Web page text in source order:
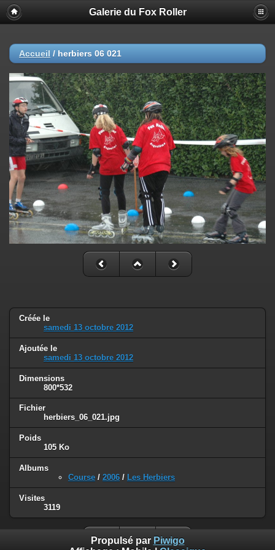
Galerie du Fox Roller
Accueil / herbiers 06 021
Créée le
samedi 13 octobre 2012
Ajoutée le
samedi 13 octobre 2012
Dimensions
800*532
Fichier
herbiers_06_021.jpg
Poids
105 Ko
Albums
Course / 2006 / Les Herbiers
Visites
3119
Propulsé par Piwigo